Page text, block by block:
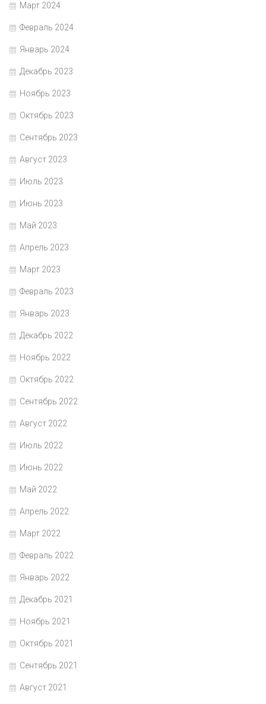
Март 2024
Февраль 2024
Январь 2024
Декабрь 2023
Ноябрь 2023
Октябрь 2023
Сентябрь 2023
Август 2023
Июль 2023
Июнь 2023
Май 2023
Апрель 2023
Март 2023
Февраль 2023
Январь 2023
Декабрь 2022
Ноябрь 2022
Октябрь 2022
Сентябрь 2022
Август 2022
Июль 2022
Июнь 2022
Май 2022
Апрель 2022
Март 2022
Февраль 2022
Январь 2022
Декабрь 2021
Ноябрь 2021
Октябрь 2021
Сентябрь 2021
Август 2021